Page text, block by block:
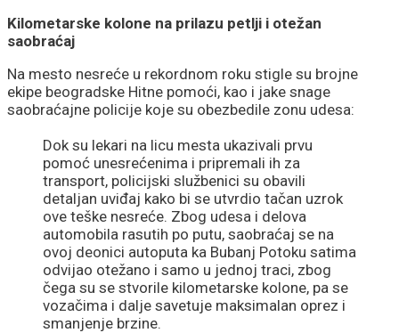
Kilometarske kolone na prilazu petlji i otežan
saobraćaj
Na mesto nesreće u rekordnom roku stigle su brojne
ekipe beogradske Hitne pomoći, kao i jake snage
saobraćajne policije koje su obezbedile zonu udesa:
Dok su lekari na licu mesta ukazivali prvu
pomoć unesrećenima i pripremali ih za
transport, policijski službenici su obavili
detaljan uviđaj kako bi se utvrdio tačan uzrok
ove teške nesreće. Zbog udesa i delova
automobila rasutih po putu, saobraćaj se na
ovoj deonici autoputa ka Bubanj Potoku satima
odvijao otežano i samo u jednoj traci, zbog
čega su se stvorile kilometarske kolone, pa se
vozačima i dalje savetuje maksimalan oprez i
smanjenje brzine.